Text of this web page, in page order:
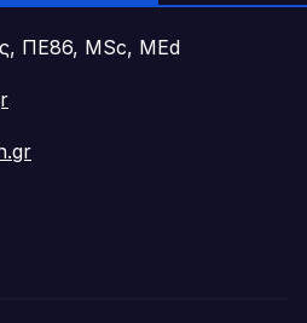
ΠΕ86, MSc, MEd